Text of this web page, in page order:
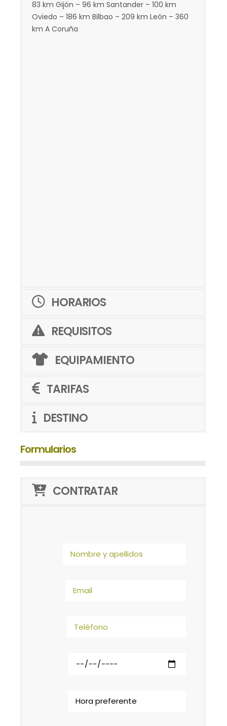
83 km Gijón – 96 km Santander – 100 km
Oviedo – 186 km Bilbao – 209 km León – 360
km A Coruña
HORARIOS
REQUISITOS
EQUIPAMIENTO
TARIFAS
DESTINO
Formularios
CONTRATAR